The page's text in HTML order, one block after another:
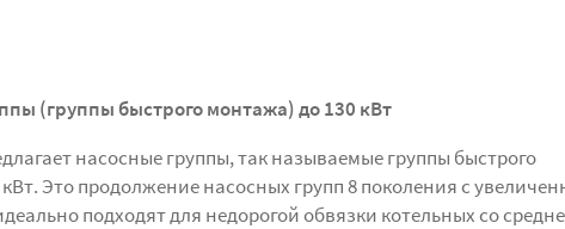
(группы быстрого монтажа) до 130 кВт
насосные группы, так называемые группы быстрого
Это продолжение насосных групп 8 поколения с
подходят для недорогой обвязки котельных со